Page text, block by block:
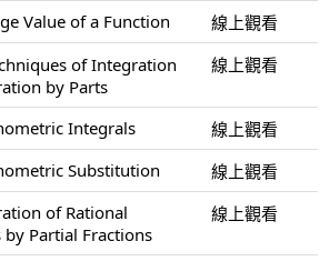
Value of a Function
線上觀看
of Integration
by Parts
線上觀看
Integrals
線上觀看
Substitution
線上觀看
of Rational
by Partial Fractions
線上觀看